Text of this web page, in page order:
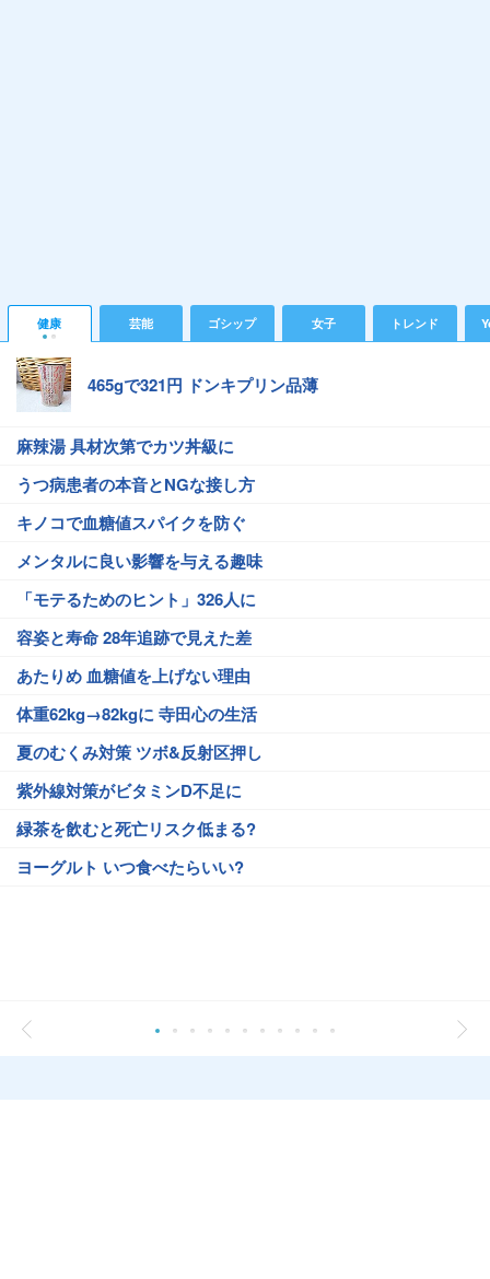
健康 芸能 ゴシップ 女子 トレンド
465gで321円 ドンキプリン品薄
麻辣湯 具材次第でカツ丼級に
うつ病患者の本音とNGな接し方
キノコで血糖値スパイクを防ぐ
メンタルに良い影響を与える趣味
「モテるためのヒント」326人に
容姿と寿命 28年追跡で見えた差
あたりめ 血糖値を上げない理由
体重62kg→82kgに 寺田心の生活
夏のむくみ対策 ツボ&反射区押し
紫外線対策がビタミンD不足に
緑茶を飲むと死亡リスク低まる?
ヨーグルト いつ食べたらいい?